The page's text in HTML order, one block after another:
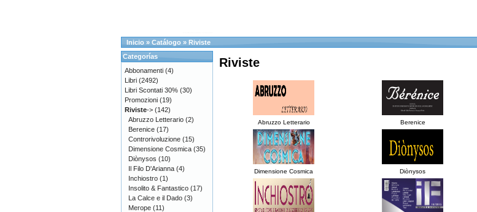
Inicio » Catálogo » Riviste
Riviste
Abruzzo Letterario Berenice
Dimensione Cosmica Diònysos
Categorías
Abbonamenti (4)
Libri (2492)
Libri Scontati 30% (30)
Promozioni (19)
Riviste-> (142)
Abruzzo Letterario (2)
Berenice (17)
Controrivoluzione (15)
Dimensione Cosmica (35)
Diònysos (10)
Il Filo D'Arianna (4)
Inchiostro (1)
Insolito & Fantastico (17)
La Calce e il Dado (3)
Merope (11)